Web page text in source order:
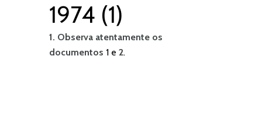
1974 (1)
1. Observa atentamente os
documentos 1 e 2.